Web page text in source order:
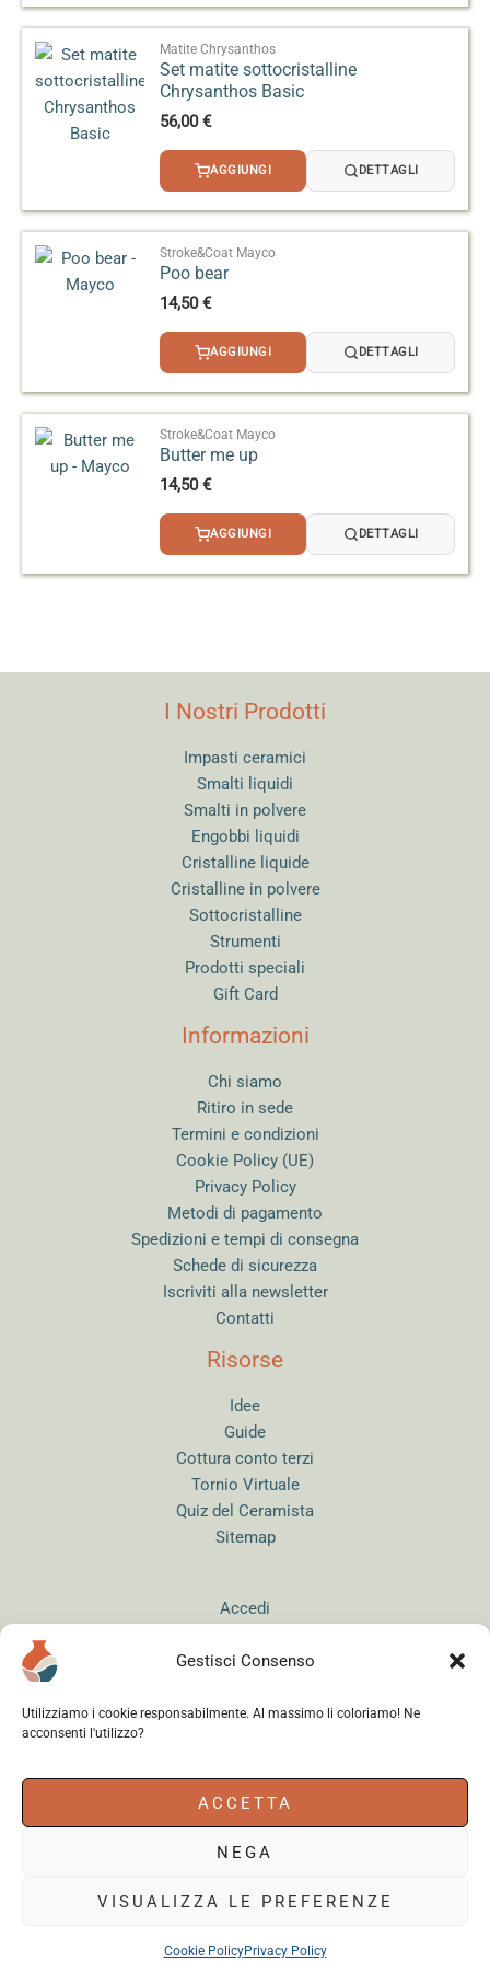
Gestisci Consenso
Utilizziamo i cookie responsabilmente. Al massimo li coloriamo! Ne
acconsenti l'utilizzo?
ACCETTA
NEGA
VISUALIZZA LE PREFERENZE
Cookie PolicyPrivacy Policy
Matite Chrysanthos
Set matite sottocristalline
Chrysanthos Basic
56,00€
AGGIUNGI DETTAGLI
Stroke&Coat Mayco
Poo bear
14,50€
AGGIUNGI DETTAGLI
Stroke&Coat Mayco
Butter me up
14,50€
AGGIUNGI DETTAGLI
I Nostri Prodotti
Impasti ceramici
Smalti liquidi
Smalti in polvere
Engobbi liquidi
Cristalline liquide
Cristalline in polvere
Sottocristalline
Strumenti
Prodotti speciali
Gift Card
Informazioni
Chi siamo
Ritiro in sede
Termini e condizioni
Cookie Policy (UE)
Privacy Policy
Metodi di pagamento
Spedizioni e tempi di consegna
Schede di sicurezza
Iscriviti alla newsletter
Contatti
Risorse
Idee
Guide
Cottura conto terzi
Tornio Virtuale
Quiz del Ceramista
Sitemap
Accedi
18179961000 - Copyright © 2026